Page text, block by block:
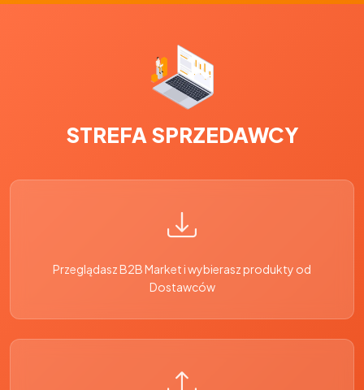
STREFA SPRZEDAWCY
Przeglądasz B2B Market i wybierasz produkty od
Dostawców